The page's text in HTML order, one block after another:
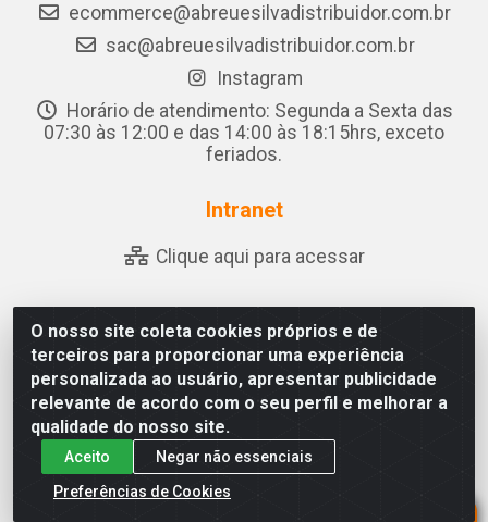
O nosso site coleta cookies próprios e de
terceiros para proporcionar uma experiência
personalizada ao usuário, apresentar publicidade
relevante de acordo com o seu perfil e melhorar a
qualidade do nosso site.
Aceito
Negar não essenciais
Preferências de Cookies
ecommerce@abreuesilvadistribuidor.com.br
sac@abreuesilvadistribuidor.com.br
Instagram
Horário de atendimento: Segunda a Sexta das
07:30 às 12:00 e das 14:00 às 18:15hrs, exceto
feriados.
Intranet
Clique aqui para acessar
Abreu & Silva - Rua Padre Jose de Souza Leite, 265 -
Ariado, Olho D'Água das Flores/AL - CEP 57.442-000 -
CNPJ 04.790.656/0001-06